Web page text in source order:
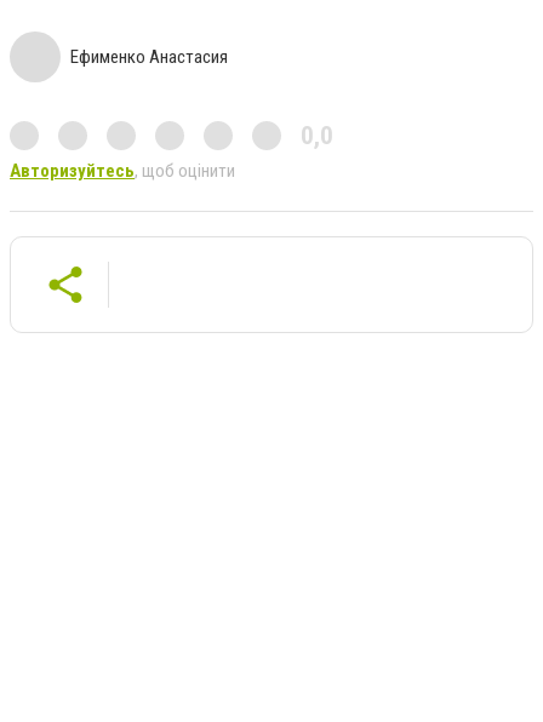
Ефименко Анастасия
0,0
Авторизуйтесь, щоб оцінити